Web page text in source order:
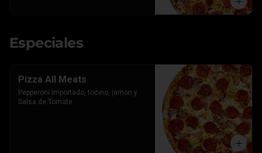
Especiales
Pizza All Meats
Pepperoni Importado, tocino, jamon y
Salsa de Tomate